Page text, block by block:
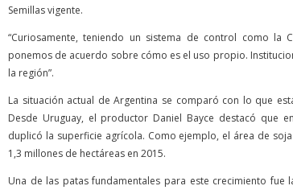
Semillas vigente.
“Curiosamente, teniendo un sistema de control como la
ponemos de acuerdo sobre cómo es el uso propio.
la región”.
La situación actual de Argentina se comparó con lo que
Desde Uruguay, el productor Daniel Bayce destacó que
duplicó la superficie agrícola. Como ejemplo, el área de
1,3 millones de hectáreas en 2015.
Una de las patas fundamentales para este crecimiento fue